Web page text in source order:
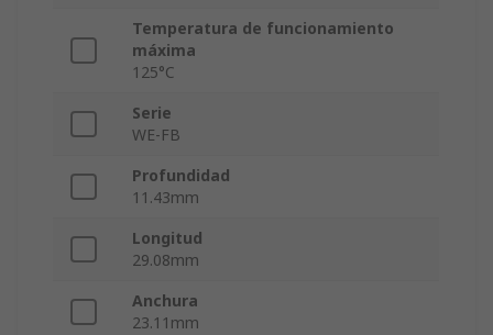
Temperatura de funcionamiento
máxima
125°C
Serie
WE‑FB
Profundidad
11.43mm
Longitud
29.08mm
Anchura
23.11mm